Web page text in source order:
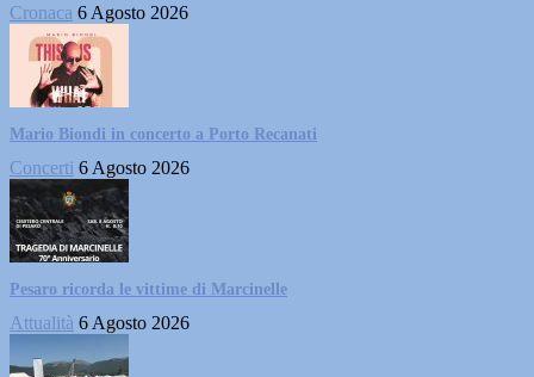
Cronaca 6 Agosto 2026
Mario Biondi in concerto a Porto Recanati
Concerti 6 Agosto 2026
Pesaro ricorda le vittime di Marcinelle
Attualità 6 Agosto 2026